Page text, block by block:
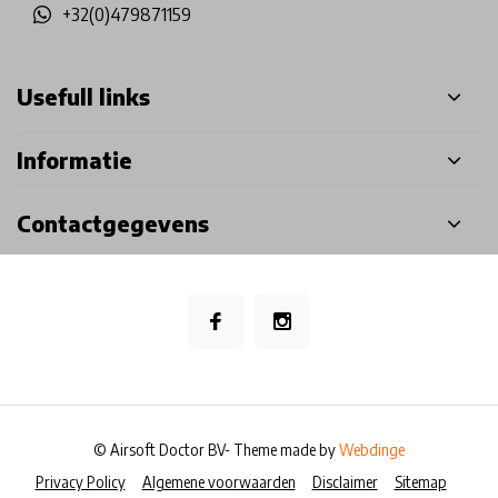
+32(0)479871159
Usefull links
Informatie
Contactgegevens
Privacy Policy Algemene voorwaarden Disclaimer Sitemap
© Airsoft Doctor BV- Theme made byWebdinge